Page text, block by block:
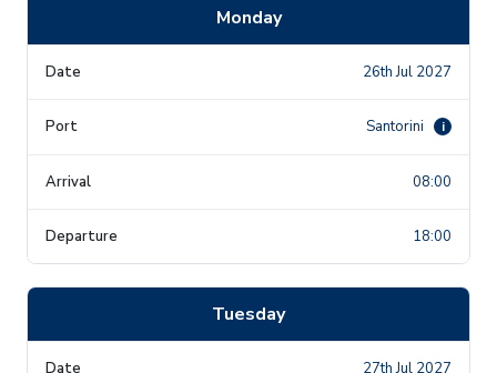
Monday
26th Jul 2027
Santorini i
08:00
18:00
Tuesday
27th Jul 2027